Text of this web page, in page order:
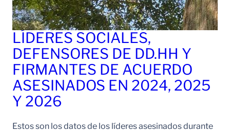
LÍDERES SOCIALES,
DEFENSORES DE DD.HH Y
FIRMANTES DE ACUERDO
ASESINADOS EN 2024, 2025
Y 2026
Estos son los datos de los líderes asesinados durante